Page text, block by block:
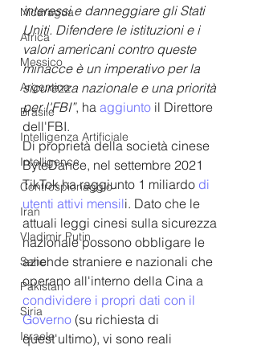
Nicaragua
Africa
Messico
Argentina
Brasile
Intelligenza Artificiale
Intelligence
Controspionaggio
Iran
Vladimir Putin
Sahel
Pakistan
Siria
Israele
interessi e danneggiare gli Stati
Uniti. Difendere le istituzioni e i
valori americani contro queste
minacce è un imperativo per la
sicurezza nazionale e una priorità
per l'FBI”, ha aggiunto il Direttore
dell'FBI.
Di proprietà della società cinese
ByteDance, nel settembre 2021
TikTok ha raggiunto 1 miliardo di
utenti attivi mensili. Dato che le
attuali leggi cinesi sulla sicurezza
nazionale possono obbligare le
aziende straniere e nazionali che
operano all'interno della Cina a
condividere i propri dati con il
Governo (su richiesta di
quest'ultimo), vi sono reali